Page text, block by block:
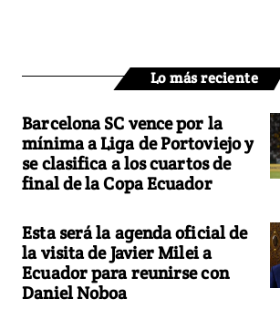
Lo más reciente
Barcelona SC vence por la
mínima a Liga de Portoviejo y
se clasifica a los cuartos de
final de la Copa Ecuador
Esta será la agenda oficial de
la visita de Javier Milei a
Ecuador para reunirse con
Daniel Noboa